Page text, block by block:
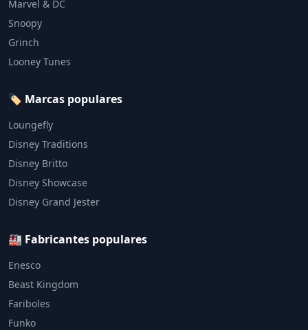
Marvel & DC
Snoopy
Grinch
Looney Tunes
🏷️ Marcas populares
Loungefly
Disney Traditions
Disney Britto
Disney Showcase
Disney Grand Jester
🏭 Fabricantes populares
Enesco
Beast Kingdom
Fariboles
Funko